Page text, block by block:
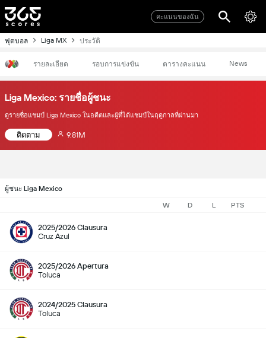
คะแนนของฉัน
ฟุตบอล Liga MX ประวัติ
รายละเอียด รอบการแข่งขัน ตารางคะแนน News
Liga Mexico: รายชื่อผู้ชนะ
ดูรายชื่อแชมป์ Liga Mexico ในอดีตและผู้ที่ได้แชมป์ในฤดูกาลที่ผ่านมา
ติดตาม 9.81M
ผู้ชนะ Liga Mexico
W D L PTS
2025/2026 Clausura
Cruz Azul
2025/2026 Apertura
Toluca
2024/2025 Clausura
Toluca